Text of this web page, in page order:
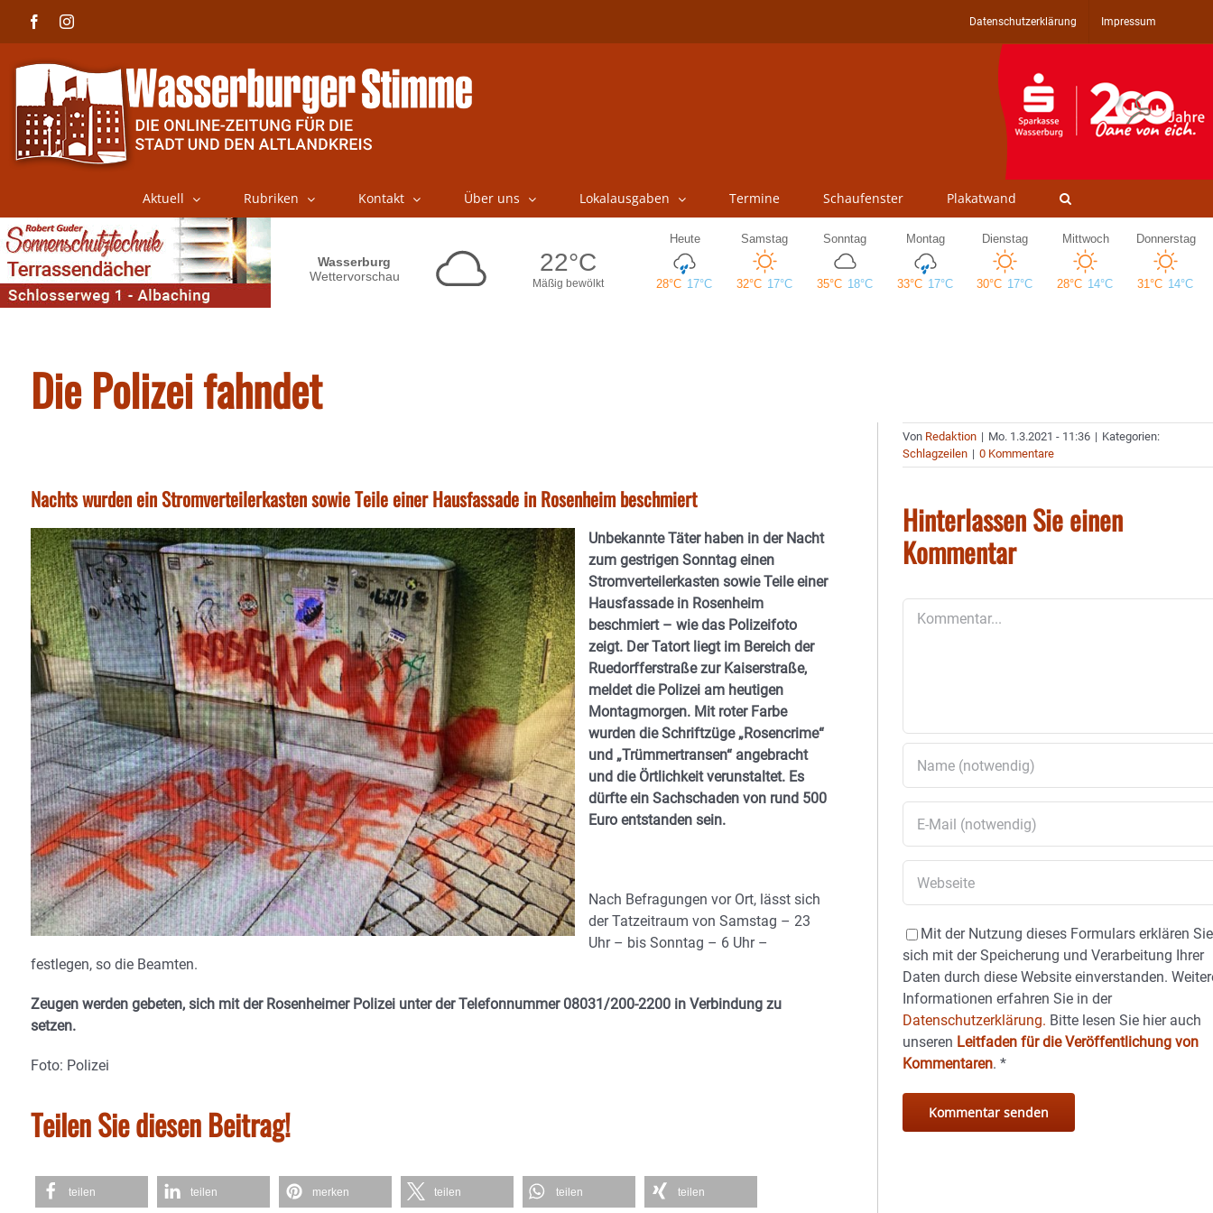
FacebookInstagram Datenschutzerklärung Impressum
Aktuell Rubriken Kontakt Über uns Lokalausgaben Termine Schaufenster Plakatwand
Die Polizei fahndet
Nachts wurden ein Stromverteilerkasten sowie Teile einer Hausfassade in Rosenheim beschmiert
Unbekannte Täter haben in der Nacht
zum gestrigen Sonntag einen
Stromverteilerkasten sowie Teile einer
Hausfassade in Rosenheim
beschmiert – wie das Polizeifoto
zeigt. Der Tatort liegt im Bereich der
Ruedorfferstraße zur Kaiserstraße,
meldet die Polizei am heutigen
Montagmorgen. Mit roter Farbe
wurden die Schriftzüge „Rosencrime“
und „Trümmertransen“ angebracht
und die Örtlichkeit verunstaltet. Es
dürfte ein Sachschaden von rund 500
Euro entstanden sein.
Nach Befragungen vor Ort, lässt sich
der Tatzeitraum von Samstag – 23
Uhr – bis Sonntag – 6 Uhr –
festlegen, so die Beamten.
Zeugen werden gebeten, sich mit der Rosenheimer Polizei unter der Telefonnummer 08031/200-2200 in Verbindung zu
setzen.
Foto: Polizei
Teilen Sie diesen Beitrag!
teilen teilen merken teilen teilen teilen
Von Redaktion | Mo. 1.3.2021 - 11:36 | Kategorien:
Schlagzeilen | 0 Kommentare
Hinterlassen Sie einen
Kommentar
Mit der Nutzung dieses Formulars erklären Sie
sich mit der Speicherung und Verarbeitung Ihrer
Daten durch diese Website einverstanden.
Informationen erfahren Sie in der
Datenschutzerklärung. Bitte lesen Sie hier auch
unseren Leitfaden für die Veröffentlichung von
Kommentaren.*